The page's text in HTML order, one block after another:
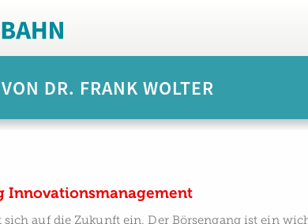
DR. FRANK WOLTER
Innovationsmanagement
sich auf die Zukunft ein. Der Börsengang ist ein